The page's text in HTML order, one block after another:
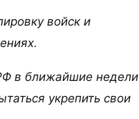
войск и
в ближайшие недели
укрепить свои